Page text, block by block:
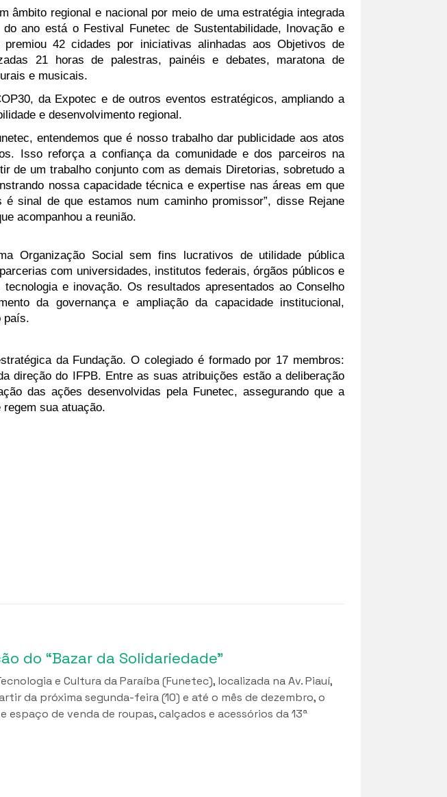
âmbito regional e nacional por meio de uma estratégia integrada
ano está o Festival Funetec de Sustentabilidade, Inovação e
42 cidades por iniciativas alinhadas aos Objetivos de
21 horas de palestras, painéis e debates, maratona de
e musicais.
da Expotec e de outros eventos estratégicos, ampliando a
e desenvolvimento regional.
entendemos que é nosso trabalho dar publicidade aos atos
Isso reforça a confiança da comunidade e dos parceiros na
de um trabalho conjunto com as demais Diretorias, sobretudo a
nossa capacidade técnica e expertise nas áreas em que
sinal de que estamos num caminho promissor”, disse Rejane
acompanhou a reunião.
Organização Social sem fins lucrativos de utilidade pública
com universidades, institutos federais, órgãos públicos e
e inovação. Os resultados apresentados ao Conselho
da governança e ampliação da capacidade institucional,
país.
da Fundação. O colegiado é formado por 17 membros:
direção do IFPB. Entre as suas atribuições estão a deliberação
das ações desenvolvidas pela Funetec, assegurando que a
sua atuação.
do “Bazar da Solidariedade”
e Cultura da Paraíba (Funetec), localizada na Av. Piauí,
da próxima segunda-feira (10) e até o mês de dezembro, o
de venda de roupas, calçados e acessórios da 13ª